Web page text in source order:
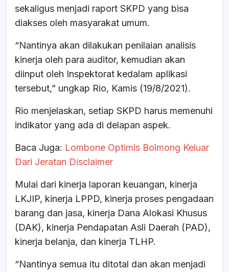
sekaligus menjadi raport SKPD yang bisa
diakses oleh masyarakat umum.
“Nantinya akan dilakukan penilaian analisis
kinerja oleh para auditor, kemudian akan
diinput oleh Inspektorat kedalam aplikasi
tersebut,” ungkap Rio, Kamis (19/8/2021).
Rio menjelaskan, setiap SKPD harus memenuhi
indikator yang ada di delapan aspek.
Baca Juga: Lombone Optimis Bolmong Keluar
Dari Jeratan Disclaimer
Mulai dari kinerja laporan keuangan, kinerja
LKJIP, kinerja LPPD, kinerja proses pengadaan
barang dan jasa, kinerja Dana Alokasi Khusus
(DAK), kinerja Pendapatan Asli Daerah (PAD),
kinerja belanja, dan kinerja TLHP.
“Nantinya semua itu ditotal dan akan menjadi